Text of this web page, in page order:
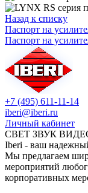
Назад к списку
Паспорт на
Паспорт на
+7 (495) 611-11-14
iberi@iberi.ru
Личный кабинет
СВЕТ ЗВУК
Iberi - ваш
Мы предлагаем
мероприятий
корпоративных